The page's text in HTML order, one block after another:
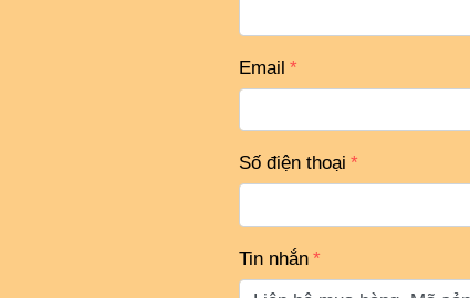
Email
Số điện thoại
Tin nhắn